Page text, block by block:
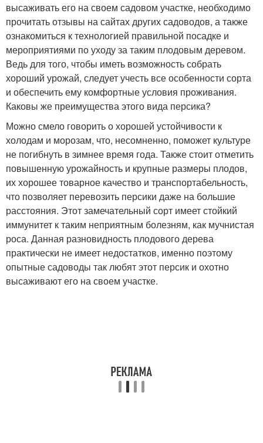
высаживать его на своем садовом участке, необходимо
прочитать отзывы на сайтах других садоводов, а также
ознакомиться к технологией правильной посадке и
мероприятиями по уходу за таким плодовым деревом.
Ведь для того, чтобы иметь возможность собрать
хороший урожай, следует учесть все особенности сорта
и обеспечить ему комфортные условия проживания.
Каковы же преимущества этого вида персика?
Можно смело говорить о хорошей устойчивости к
холодам и морозам, что, несомненно, поможет культуре
не погибнуть в зимнее время года. Также стоит отметить
повышенную урожайность и крупные размеры плодов,
их хорошее товарное качество и транспортабельность,
что позволяет перевозить персики даже на большие
расстояния. Этот замечательный сорт имеет стойкий
иммунитет к таким неприятным болезням, как мучнистая
роса. Данная разновидность плодового дерева
практически не имеет недостатков, именно поэтому
опытные садоводы так любят этот персик и охотно
высаживают его на своем участке.